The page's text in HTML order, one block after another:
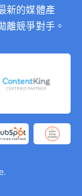
新的媒體產
離競爭對手。